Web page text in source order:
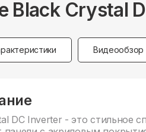
Black Crystal
Видеообзор
DC Inverter - это cтильное